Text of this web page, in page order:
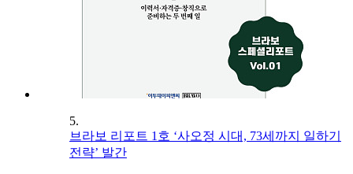
5.
브라보 리포트 1호 ‘사오정 시대, 73세까지 일하기
전략’ 발간